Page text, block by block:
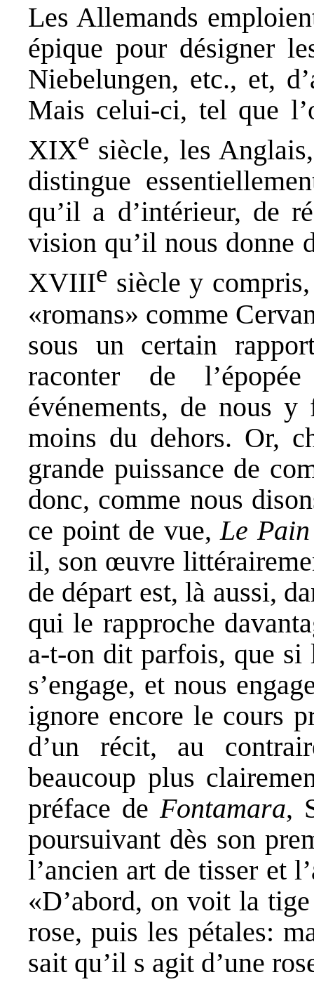
Les Allemands
épique pour désigner
Niebelungen, etc., et,
Mais celui-ci, tel que
XIXe siècle, les
distingue
qu’il a d’intérieur, de
vision qu’il nous donne
XVIIIe siècle y
«romans» comme
sous un certain
raconter de
événements, de nous
moins du dehors. Or,
grande puissance de
donc, comme nous
ce point de vue,Le
il, son œuvre
de départ est, là aussi,
qui le rapproche
a-t-on dit parfois, que si
s’engage, et nous
ignore encore le cours
d’un récit, au
beaucoup plus
préface de Fontamara,
poursuivant dès son
l’ancien art de tisser et
«D’abord, on voit la
rose, puis les pétales:
sait qu’il s agit d’une